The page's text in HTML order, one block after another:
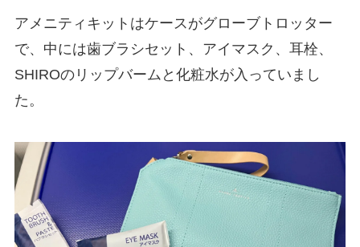
アメニティキットはケースがグローブトロッター
で、中には歯ブラシセット、アイマスク、耳栓、
SHIROのリップバームと化粧水が入っていまし
た。